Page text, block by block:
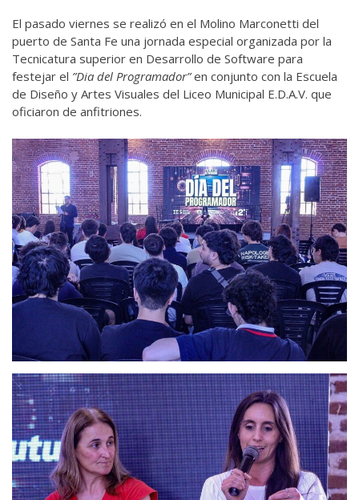
El pasado viernes se realizó en el Molino Marconetti del
puerto de Santa Fe una jornada especial organizada por la
Tecnicatura superior en Desarrollo de Software para
festejar el ”Dia del Programador”en conjunto con la Escuela
de Diseño y Artes Visuales del Liceo Municipal E.D.A.V. que
oficiaron de anfitriones.